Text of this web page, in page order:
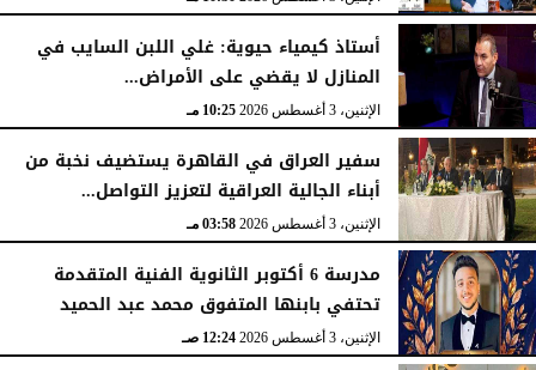
أستاذ كيمياء حيوية: غلي اللبن السايب في
المنازل لا يقضي على الأمراض...
الإثنين، 3 أغسطس 2026 10:25 مـ
سفير العراق في القاهرة يستضيف نخبة من
أبناء الجالية العراقية لتعزيز التواصل...
الإثنين، 3 أغسطس 2026 03:58 مـ
مدرسة 6 أكتوبر الثانوية الفنية المتقدمة
تحتفي بابنها المتفوق محمد عبد الحميد
الإثنين، 3 أغسطس 2026 12:24 صـ